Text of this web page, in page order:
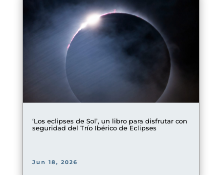
‘Los eclipses de Sol’, un libro para disfrutar con
seguridad del Trío Ibérico de Eclipses
Jun 18, 2026